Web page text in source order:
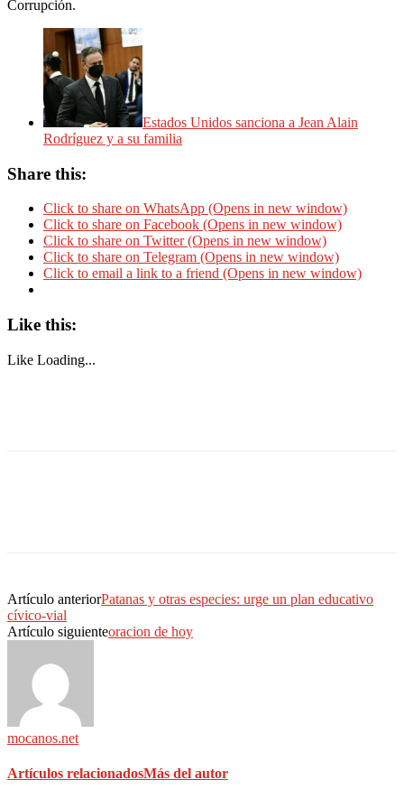
Corrupción.
Estados Unidos sanciona a Jean Alain
Rodríguez y a su familia
Share this:
Click to share on WhatsApp (Opens in new window)
Click to share on Facebook (Opens in new window)
Click to share on Twitter (Opens in new window)
Click to share on Telegram (Opens in new window)
Click to email a link to a friend (Opens in new window)
Like this:
Like Loading...
Artículo anteriorPatanas y otras especies: urge un plan educativo
cívico-vial
Artículo siguienteoracion de hoy
mocanos.net
Artículos relacionadosMás del autor